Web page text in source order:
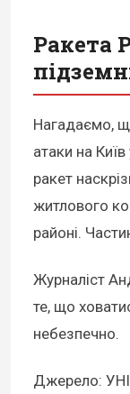
Ракета
Нагадаємо,
атаки на
ракет
житлового
районі.
Журналіст
те, що
небезпечно.
Джерело: